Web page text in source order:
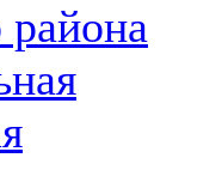
района